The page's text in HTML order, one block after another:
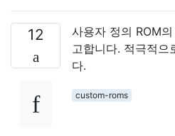
12
사용자 정의 ROM
고합니다. 적극적으
다.
custom-roms